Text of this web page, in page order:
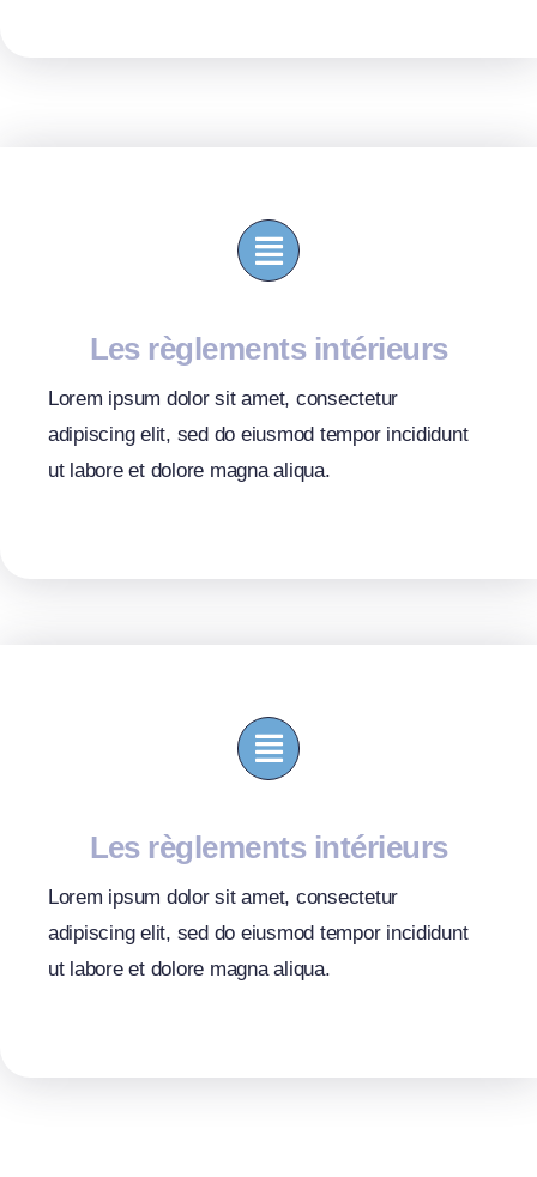
Les règlements intérieurs
Lorem ipsum dolor sit amet, consectetur
adipiscing elit, sed do eiusmod tempor incididunt
ut labore et dolore magna aliqua.
Les règlements intérieurs
Lorem ipsum dolor sit amet, consectetur
adipiscing elit, sed do eiusmod tempor incididunt
ut labore et dolore magna aliqua.